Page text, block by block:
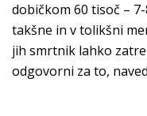
dobičkom 60 tisoč –
takšne in v tolikšni
jih smrtnik lahko
odgovorni za to,